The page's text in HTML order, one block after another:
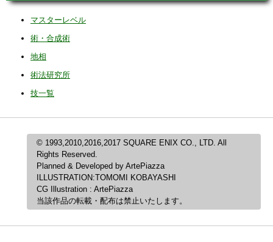
マスターレベル
術・合成術
地相
術法研究所
技一覧
© 1993,2010,2016,2017 SQUARE ENIX CO., LTD. All
Rights Reserved.
Planned & Developed by ArtePiazza
ILLUSTRATION:TOMOMI KOBAYASHI
CG Illustration : ArtePiazza
当該作品の転載・配布は禁止いたします。